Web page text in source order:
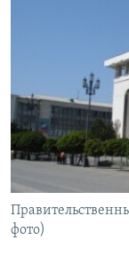
РАСПИСАНИЕ
ПОДПИШИТЕСЬ
СОЦИАЛЬНЫЕ СЕТИ
фото)